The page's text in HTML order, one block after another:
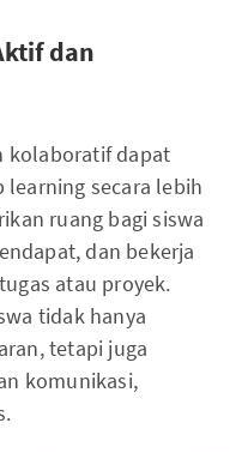
dan
kolaboratif dapat
secara lebih
ruang bagi siswa
dan bekerja
atau proyek.
tidak hanya
tetapi juga
komunikasi,